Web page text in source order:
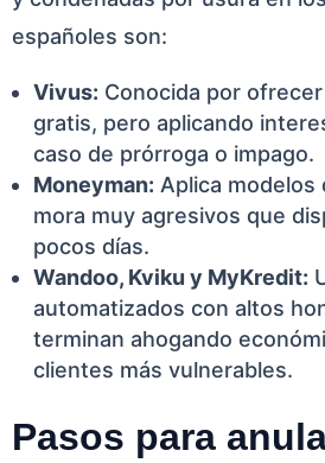
españoles son:
Vivus: Conocida por
gratis, pero aplicando
caso de prórroga o impago.
Moneyman: Aplica modelos
mora muy agresivos que
pocos días.
Wandoo, Kviku y MyKredit:
automatizados con altos
terminan ahogando
clientes más vulnerables.
Pasos para